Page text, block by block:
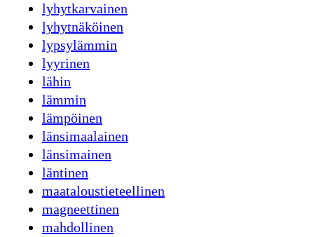
lyhytkarvainen
lyhytnäköinen
lypsylämmin
lyyrinen
lähin
lämmin
lämpöinen
länsimaalainen
länsimainen
läntinen
maataloustieteellinen
magneettinen
mahdollinen